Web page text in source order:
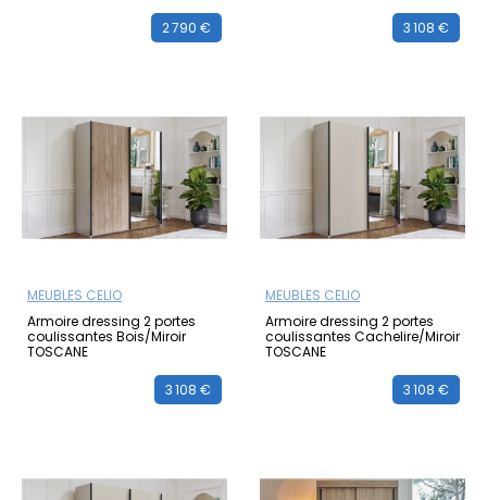
2 790 € 3 108 €
MEUBLES CELIO
Armoire dressing 2 portes
coulissantes Bois/Miroir
TOSCANE
3 108 €
MEUBLES CELIO
Armoire dressing 2 portes
coulissantes Cachelire/Miroir
TOSCANE
3 108 €